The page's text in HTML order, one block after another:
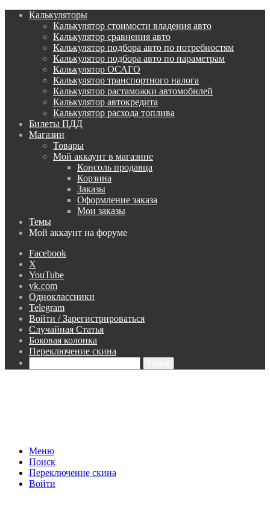
Калькуляторы
Калькулятор стоимости владения авто
Калькулятор сравнения авто
Калькулятор подбора авто по потребностям
Калькулятор подбора авто по параметрам
Калькулятор ОСАГО
Калькулятор транспортного налога
Калькулятор растаможки автомобилей
Калькулятор автокредита
Калькулятор расхода топлива
Билеты ПДД
Магазин
Товары
Мой аккаунт в магазине
Консоль продавца
Корзина
Заказы
Оформление заказа
Мои заказы
Темы
Мой аккаунт на форуме
Facebook
X
YouTube
vk.com
Одноклассники
Telegram
Войти / Зарегистрироваться
Случайная Статья
Боковая колонка
Переключение скина
Меню
Поиск
Переключение скина
Войти